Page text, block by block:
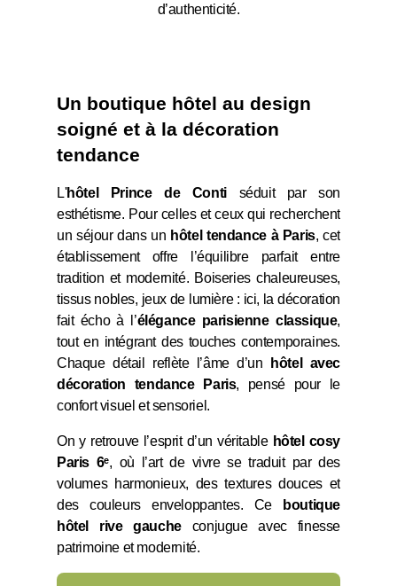
d’authenticité.
Un boutique hôtel au design
soigné et à la décoration
tendance
L'hôtel Prince de Contiséduit par son
esthétisme. Pour celles et ceux qui recherchent
un séjour dans un hôtel tendance à Paris, cet
établissement offre l’équilibre parfait entre
tradition et modernité. Boiseries chaleureuses,
tissus nobles, jeux de lumière : ici, la décoration
fait écho à l’élégance parisienne classique,
tout en intégrant des touches contemporaines.
Chaque détail reflète l’âme d’un
hôtel avec
décoration tendance Paris, pensé pour le
confort visuel et sensoriel.
On y retrouve l’esprit d’un véritable hôtel cosy
Paris 6ᵉ, où l’art de vivre se traduit par des
volumes harmonieux, des textures douces et
des couleurs enveloppantes. Ce
boutique
hôtel rive gaucheconjugue avec finesse
patrimoine et modernité.